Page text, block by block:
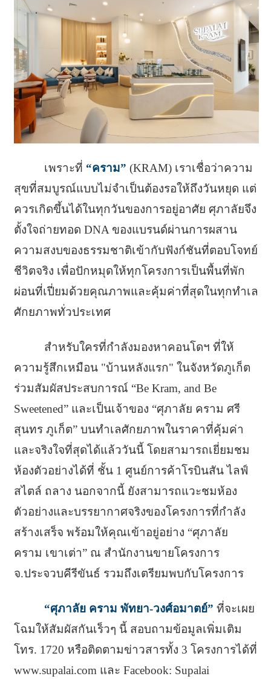
เพราะที่ “คราม” (KRAM) เราเชื่อว่าความ
สุขที่สมบูรณ์แบบไม่จำเป็นต้องรอให้ถึงวันหยุด แต่
ควรเกิดขึ้นได้ในทุกวันของการอยู่อาศัย ศุภาลัยจึง
ตั้งใจถ่ายทอด DNA ของแบรนด์ผ่านการผสาน
ความสงบของธรรมชาติเข้ากับฟังก์ชันที่ตอบโจทย์
ชีวิตจริง เพื่อปักหมุดให้ทุกโครงการเป็นพื้นที่พัก
ผ่อนที่เปี่ยมด้วยคุณภาพและคุ้มค่าที่สุดในทุกทำเล
ศักยภาพทั่วประเทศ
สำหรับใครที่กำลังมองหาคอนโดฯ ที่ให้
ความรู้สึกเหมือน "บ้านหลังแรก" ในจังหวัดภูเก็ต
ร่วมสัมผัสประสบการณ์ “Be Kram, and Be
Sweetened” และเป็นเจ้าของ “ศุภาลัย คราม ศรี
สุนทร ภูเก็ต” บนทำเลศักยภาพในราคาที่คุ้มค่า
และจริงใจที่สุดได้แล้ววันนี้ โดยสามารถเยี่ยมชม
ห้องตัวอย่างได้ที่ ชั้น 1 ศูนย์การค้าโรบินสัน ไลฟ์
สไตล์ ถลาง นอกจากนี้ ยังสามารถแวะชมห้อง
ตัวอย่างและบรรยากาศจริงของโครงการที่กำลัง
สร้างเสร็จ พร้อมให้คุณเข้าอยู่อย่าง “ศุภาลัย
คราม เขาเต่า” ณ สำนักงานขายโครงการ
จ.ประจวบคีรีขันธ์ รวมถึงเตรียมพบกับโครงการ
“ศุภาลัย คราม พัทยา-วงศ์อมาตย์” ที่จะเผย
โฉมให้สัมผัสกันเร็วๆ นี้ สอบถามข้อมูลเพิ่มเติม
โทร. 1720 หรือติดตามข่าวสารทั้ง 3 โครงการได้ที่
www.supalai.com และ Facebook: Supalai